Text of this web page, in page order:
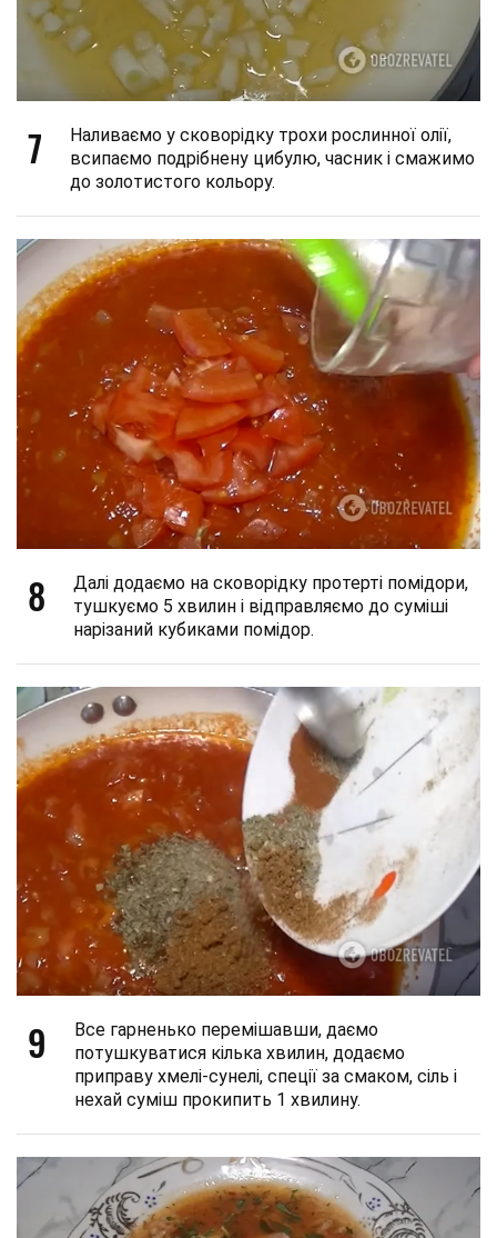
7
Наливаємо у сковорідку трохи рослинної олії,
всипаємо подрібнену цибулю, часник і смажимо
до золотистого кольору.
8
Далі додаємо на сковорідку протерті помідори,
тушкуємо 5 хвилин і відправляємо до суміші
нарізаний кубиками помідор.
9
Все гарненько перемішавши, даємо
потушкуватися кілька хвилин, додаємо
приправу хмелі-сунелі, спеції за смаком, сіль і
нехай суміш прокипить 1 хвилину.